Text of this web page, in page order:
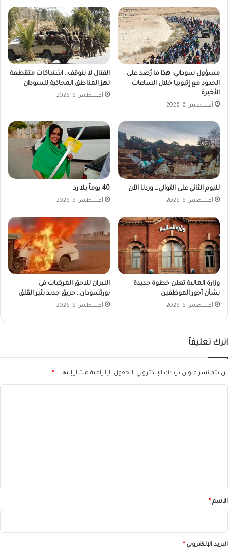
ا
ل
خ
ر
ط
مسؤول سوداني: هذا ما رُصد على
الحدود مع إثيوبيا خلال الساعات
الأخيرة
أغسطس 6, 2026
القتال لا يتوقف.. اشتباكات متقطعة
تهز المناطق المحاذية للسودان
أغسطس 6, 2026
لليوم الثاني على التوالي… وردنا الآن
أغسطس 6, 2026
40 يوماً بلا رد
أغسطس 6, 2026
وزارة المالية تعلن خطوة جديدة
بشأن أجور الموظفين
أغسطس 6, 2026
النيران تلاحق المركبات في
بورتسودان.. حريق جديد يثير القلق
أغسطس 6, 2026
اترك تعليقاً
لن يتم نشر عنوان بريدك الإلكتروني. الحقول الإلزامية مشار إليها بـ*
*الاسم*
البريد الإلكتروني*